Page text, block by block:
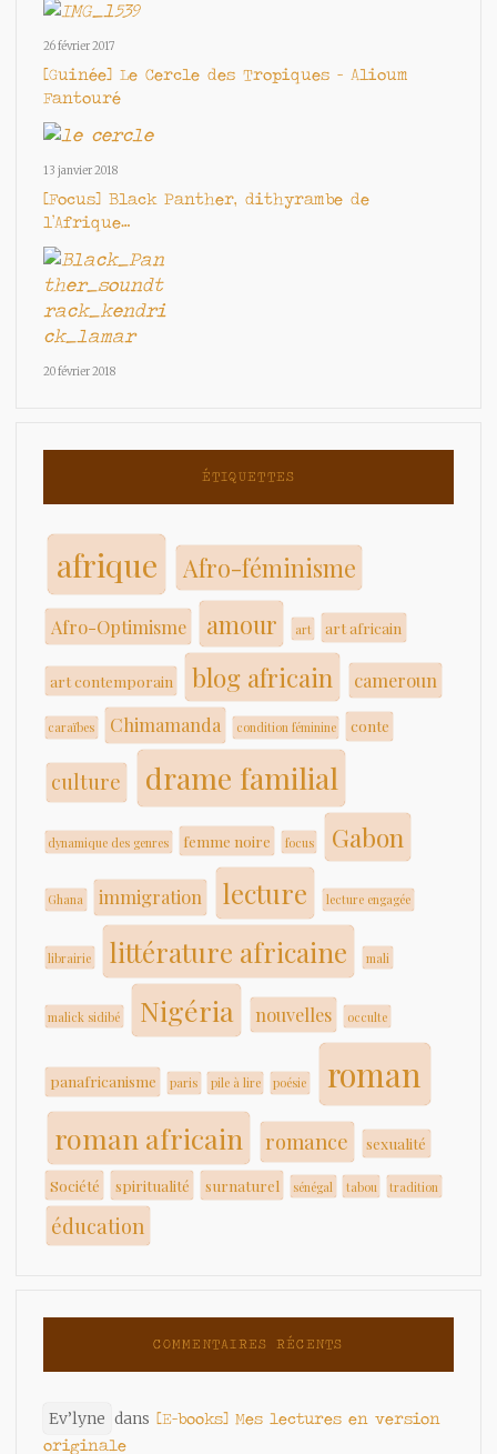
26 février 2017
[Guinée] Le Cercle des Tropiques – Alioum
Fantouré
13 janvier 2018
[Focus] Black Panther, dithyrambe de
l’Afrique…
20 février 2018
ÉTIQUETTES
afrique Afro-féminisme
Afro-Optimisme amour art art africain
art contemporain blog africain cameroun
caraïbes Chimamanda condition féminine conte
culture drame familial
dynamique des genres femme noire focus Gabon
Ghana immigration lecture lecture engagée
librairie littérature africaine mali
malick sidibé Nigéria nouvelles occulte
panafricanisme paris pile à lire poésie roman
roman africain romance sexualité
Société spiritualité surnaturel sénégal tabou tradition
éducation
COMMENTAIRES RÉCENTS
Ev’lyne dans [E-books] Mes lectures en version
originale